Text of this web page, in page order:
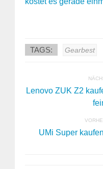
TAGS: Gearbest
Lenovo ZUK Z2
UMi Super